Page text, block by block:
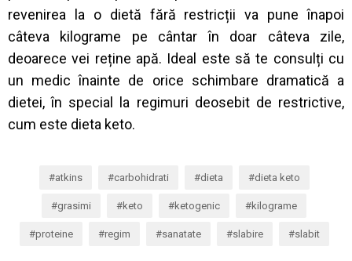
revenirea la o dietă fără restricții va pune înapoi
câteva kilograme pe cântar în doar câteva zile,
deoarece vei reține apă. Ideal este să te consulți cu
un medic înainte de orice schimbare dramatică a
dietei, în special la regimuri deosebit de restrictive,
cum este dieta keto.
atkins carbohidrati dieta dieta keto
grasimi keto ketogenic kilograme
proteine regim sanatate slabire slabit